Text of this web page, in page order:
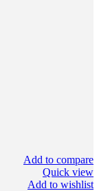
Add to compare
Quick view
Add to wishlist